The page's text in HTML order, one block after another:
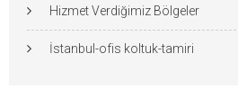
Hizmet Verdiğimiz Bölgeler
İstanbul-ofis koltuk-tamiri